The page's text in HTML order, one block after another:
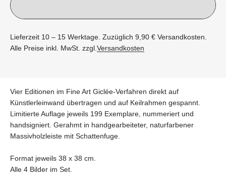
Lieferzeit 10 – 15 Werktage. Zuzüglich 9,90 € Versandkosten.
Alle Preise inkl. MwSt. zzgl.Versandkosten
Vier Editionen im Fine Art Giclée-Verfahren direkt auf
Künstlerleinwand übertragen und auf Keilrahmen gespannt.
Limitierte Auflage jeweils 199 Exemplare, nummeriert und
handsigniert. Gerahmt in handgearbeiteter, naturfarbener
Massivholzleiste mit Schattenfuge.
Format jeweils 38 x 38 cm.
Alle 4 Bilder im Set.